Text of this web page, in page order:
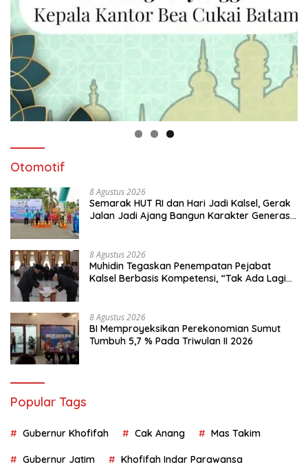
Otomotif
8 Agustus 2026
Semarak HUT RI dan Hari Jadi Kalsel, Gerak
Jalan Jadi Ajang Bangun Karakter Generasi
8 Agustus 2026
Muhidin Tegaskan Penempatan Pejabat
Kalsel Berbasis Kompetensi, “Tak Ada Lagi
8 Agustus 2026
BI Memproyeksikan Perekonomian Sumut
Tumbuh 5,7 % Pada Triwulan II 2026
Popular Tags
Gubernur Khofifah Cak Anang Mas Takim
Gubernur Jatim Khofifah Indar Parawansa